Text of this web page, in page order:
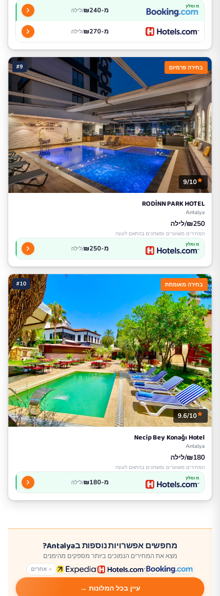
מומלץ מ-₪240 /לילה
מ-₪270 /לילה
#9 בחירה פרמיום
9/10
RODİNN PARK HOTEL
Antalya
₪250/לילה
המחירים משוערים ומשתנים בהתאם לעונה
מומלץ מ-₪250 /לילה
#10 בחירה מאומתת
9.6/10
Necip Bey Konağı Hotel
Antalya
₪180/לילה
המחירים משוערים ומשתנים בהתאם לעונה
מומלץ מ-₪180 /לילה
מחפשים אפשרויות נוספות בAntalya?
מצא את המחירים הנמוכים ביותר מספקים מהימנים
+ אחרים
עיין בכל המלונות →